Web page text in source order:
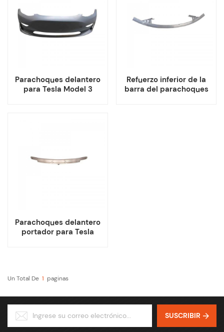
Parachoques delantero
para Tesla Model 3
Refuerzo inferior de la
barra del parachoques
Parachoques delantero
portador para Tesla
Un Total De 1 Paginas
SUSCRIBIR